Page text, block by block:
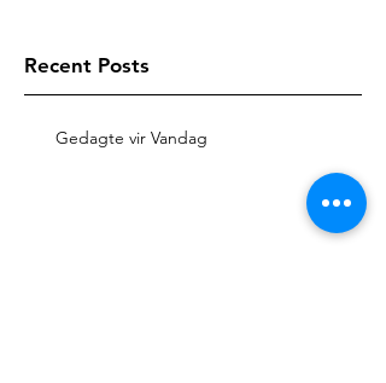
Recent Posts
Gedagte vir Vandag